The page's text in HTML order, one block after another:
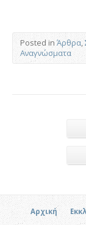
Posted in Άρθρα,
Αναγνώσματα
Αρχική